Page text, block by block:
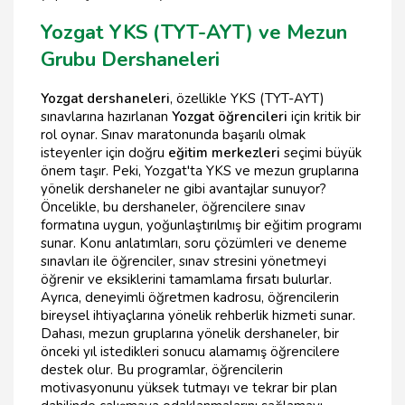
Yozgat YKS (TYT-AYT) ve Mezun
Grubu Dershaneleri
Yozgat dershaneleri, özellikle YKS (TYT-AYT)
sınavlarına hazırlanan Yozgat öğrencileri için kritik bir
rol oynar. Sınav maratonunda başarılı olmak
isteyenler için doğru eğitim merkezleri seçimi büyük
önem taşır. Peki, Yozgat'ta YKS ve mezun gruplarına
yönelik dershaneler ne gibi avantajlar sunuyor?
Öncelikle, bu dershaneler, öğrencilere sınav
formatına uygun, yoğunlaştırılmış bir eğitim programı
sunar. Konu anlatımları, soru çözümleri ve deneme
sınavları ile öğrenciler, sınav stresini yönetmeyi
öğrenir ve eksiklerini tamamlama fırsatı bulurlar.
Ayrıca, deneyimli öğretmen kadrosu, öğrencilerin
bireysel ihtiyaçlarına yönelik rehberlik hizmeti sunar.
Dahası, mezun gruplarına yönelik dershaneler, bir
önceki yıl istedikleri sonucu alamamış öğrencilere
destek olur. Bu programlar, öğrencilerin
motivasyonunu yüksek tutmayı ve tekrar bir plan